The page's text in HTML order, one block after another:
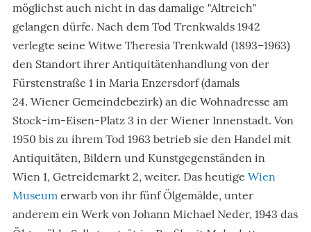
möglichst auch nicht in das damalige "Altreich"
gelangen dürfe. Nach dem Tod Trenkwalds 1942
verlegte seine Witwe Theresia Trenkwald (1893–1963)
den Standort ihrer Antiquitätenhandlung von der
Fürstenstraße 1 in Maria Enzersdorf (damals
24. Wiener Gemeindebezirk) an die Wohnadresse am
Stock-im-Eisen-Platz 3 in der Wiener Innenstadt. Von
1950 bis zu ihrem Tod 1963 betrieb sie den Handel mit
Antiquitäten, Bildern und Kunstgegenständen in
Wien 1, Getreidemarkt 2, weiter. Das heutige Wien
Museum erwarb von ihr fünf Ölgemälde, unter
anderem ein Werk von Johann Michael Neder, 1943 das